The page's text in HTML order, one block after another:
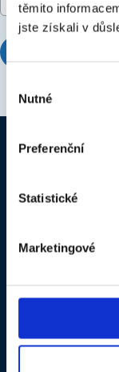
těmito
jste získali v
souhlasu
Nutné
Preferenční
Statistické
Marketingové
Úvod
O spoločnosti
Často kladené